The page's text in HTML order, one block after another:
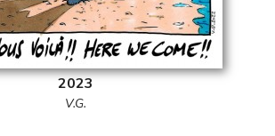
2023
V.G.